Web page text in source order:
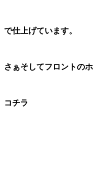
で仕上げています。
さぁそしてフロントの
コチラ